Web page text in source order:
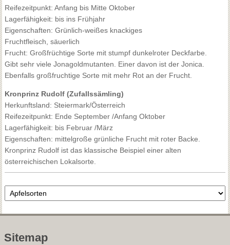
Reifezeitpunkt: Anfang bis Mitte Oktober
Lagerfähigkeit: bis ins Frühjahr
Eigenschaften: Grünlich-weißes knackiges
Fruchtfleisch, säuerlich
Frucht: Großfrüchtige Sorte mit stumpf dunkelroter Deckfarbe.
Gibt sehr viele Jonagoldmutanten. Einer davon ist der Jonica.
Ebenfalls großfruchtige Sorte mit mehr Rot an der Frucht.
Kronprinz Rudolf (Zufallssämling)
Herkunftsland: Steiermark/Österreich
Reifezeitpunkt: Ende September /Anfang Oktober
Lagerfähigkeit: bis Februar /März
Eigenschaften: mittelgroße grünliche Frucht mit roter Backe.
Kronprinz Rudolf ist das klassische Beispiel einer alten
österreichischen Lokalsorte.
Sitemap